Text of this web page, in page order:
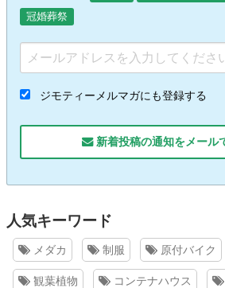
冠婚葬祭
ジモティーメルマガにも登録する
新着投稿の通知をメール
人気キーワード
メダカ 制服 原付バイク
観葉植物 コンテナハウス